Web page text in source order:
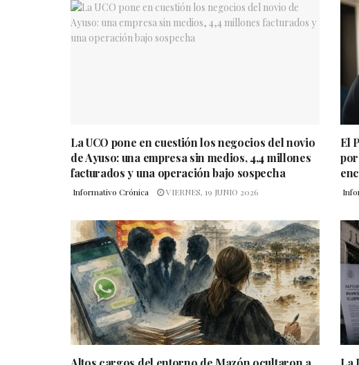
La UCO pone en cuestión los negocios del novio
de Ayuso: una empresa sin medios, 4,4 millones
facturados y una operación bajo sospecha
Informativo Crónica VIERNES, 19 JUNIO 2026
El